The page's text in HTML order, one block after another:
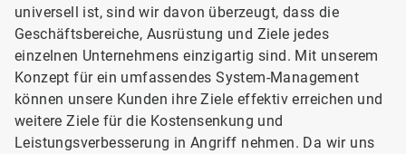
universell ist, sind wir davon überzeugt, dass die
Geschäftsbereiche, Ausrüstung und Ziele jedes
einzelnen Unternehmens einzigartig sind. Mit unserem
Konzept für ein umfassendes System-Management
können unsere Kunden ihre Ziele effektiv erreichen und
weitere Ziele für die Kostensenkung und
Leistungsverbesserung in Angriff nehmen. Da wir uns